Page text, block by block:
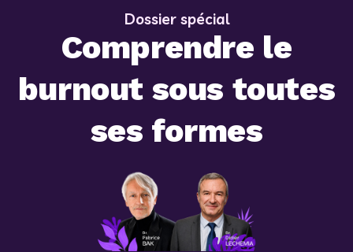
Dossier spécial
Comprendre le
burnout sous toutes
ses formes